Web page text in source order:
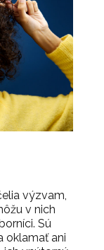
výzvam,
v nich
Sú
oklamať ani